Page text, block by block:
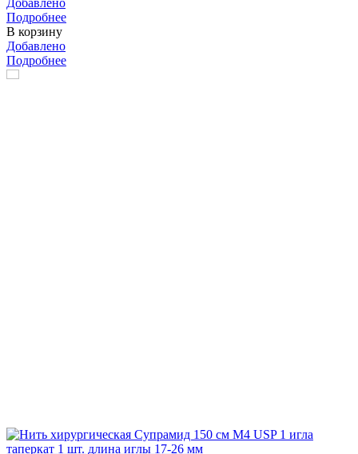
Подробнее
В корзину
Добавлено
Подробнее